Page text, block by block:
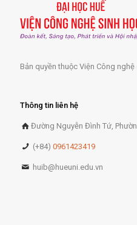
Bản quyền thuộc Viện Công
Thông tin liên hệ
Đường Nguyễn Đình Tứ,
(+84)0961423419
huib@hueuni.edu.vn